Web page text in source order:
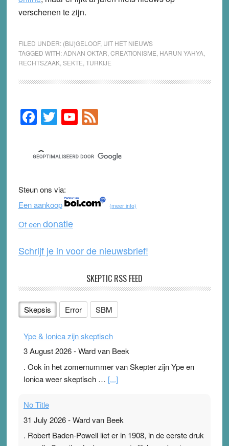
verschenen te zijn.
FILED UNDER: (BIJ)GELOOF, UIT HET NIEUWS
TAGGED WITH:ADNAN OKTAR CREATIONISME HARUN YAHYA,
RECHTSZAAK, SEKTE TURKIJE
Primary
Sidebar
F
a
c
e
b
o
o
k
T
wi
tt
er
Y
o
u
T
b
e
F
e
d
Steun ons via:
Een aankoop
(meer info)
Of eendonatie
Schrijf je in voor de nieuwsbrief!
SKEPTIC RSS FEED
Skepsis Error SBM
Ype & Ionica zijn skeptisch
3 August 2026-Ward van Beek
. Ook in het zomernummer van Skepter zijn Ype en
Ionica weer skeptisch … [...]
No Title
31 July 2026-Ward van Beek
. Robert Baden-Powell liet er in 1908, in de eerste druk